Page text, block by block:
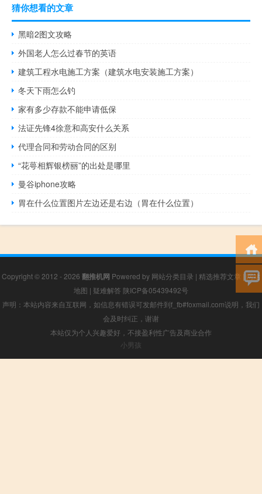
猜你想看的文章
黑暗2图文攻略
外国老人怎么过春节的英语
建筑工程水电施工方案（建筑水电安装施工方案）
冬天下雨怎么钓
家有多少存款不能申请低保
法证先锋4徐意和高安什么关系
代理合同和劳动合同的区别
“花萼相辉银榜丽”的出处是哪里
曼谷iphone攻略
胃在什么位置图片左边还是右边（胃在什么位置）
Copyright © 2012 - 2026 翻推机网 Powered by 网站分类目录 | 精选推荐文章 |网站
地图 | 疑难解答 陕ICP备05439492号
声明：本站内容来自互联网，如信息有错误可发邮件到f_fb#foxmail.com说明，我们
会及时纠正，谢谢
本站仅为个人兴趣爱好，不接盈利性广告及商业合作
小男孩